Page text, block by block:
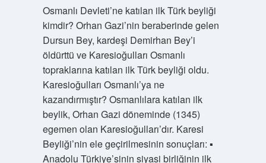
Osmanlı Devleti’ne katılan ilk Türk beyliği
kimdir? Orhan Gazi’nin beraberinde gelen
Dursun Bey, kardeşi Demirhan Bey’i
öldürttü ve Karesioğulları Osmanlı
topraklarına katılan ilk Türk beyliği oldu.
Karesioğulları Osmanlı’ya ne
kazandırmıştır? Osmanlılara katılan ilk
beylik, Orhan Gazi döneminde (1345)
egemen olan Karesioğulları’dır. Karesi
Beyliği’nin ele geçirilmesinin sonuçları: ▪
Anadolu Türkiye’sinin siyasi birliğinin ilk